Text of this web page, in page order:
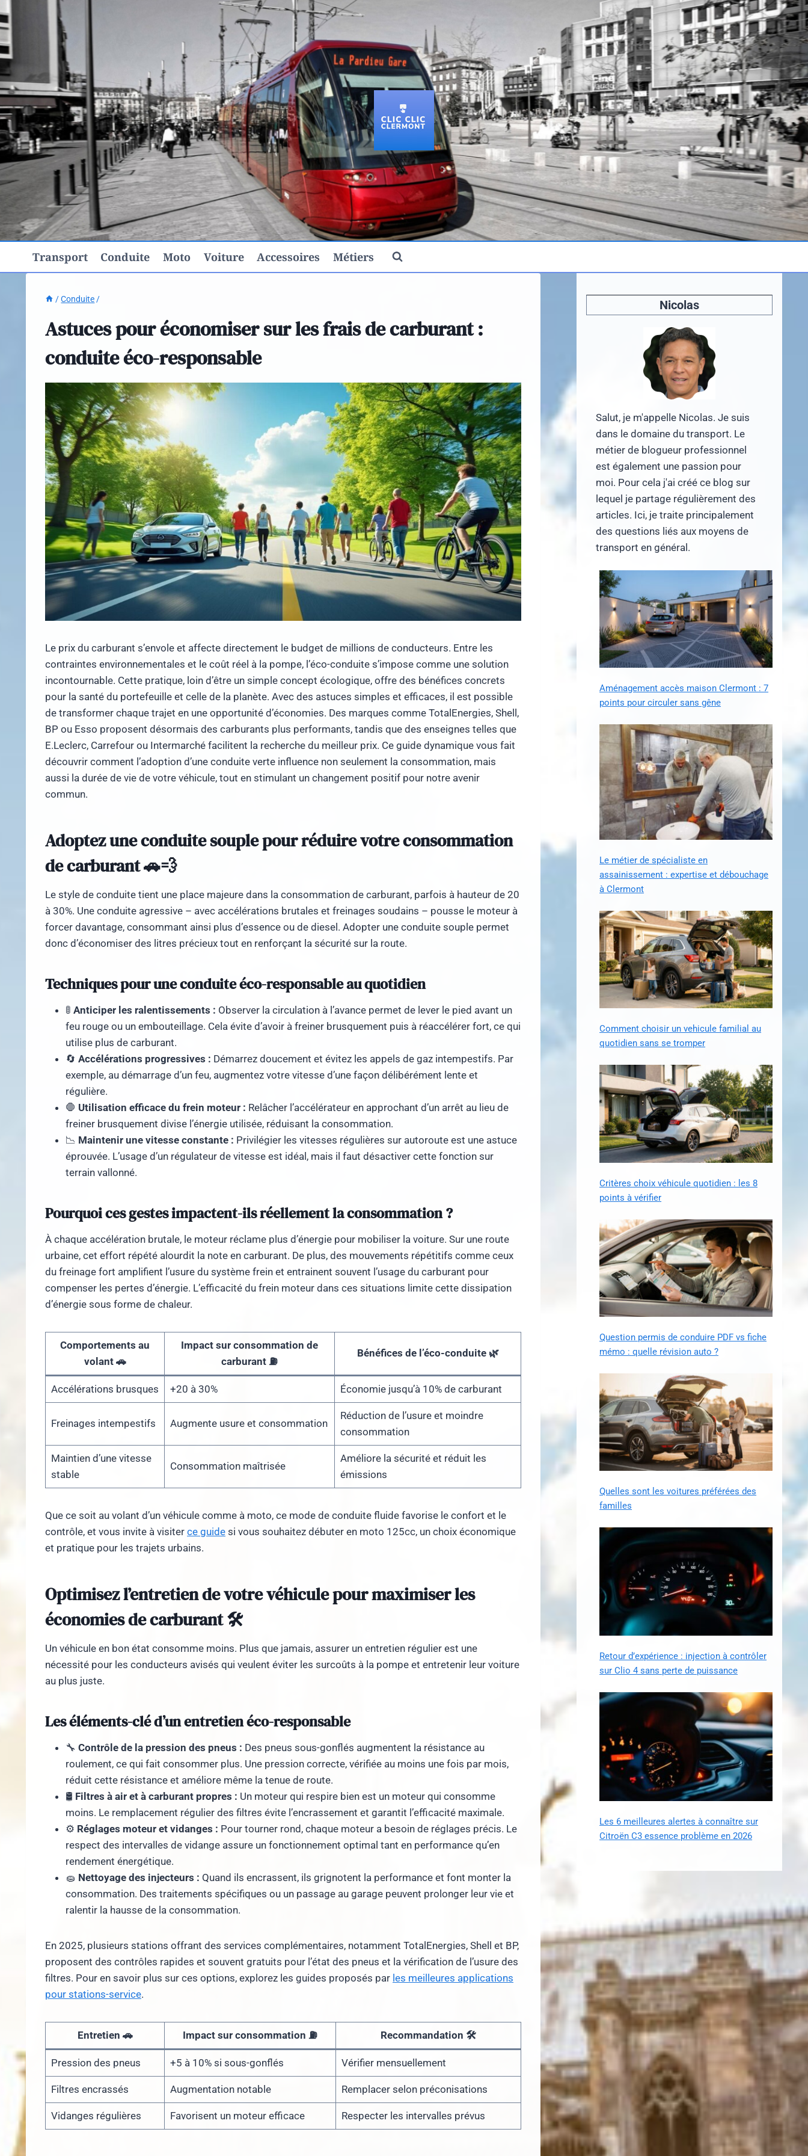
au
contenu
Transport Conduite Moto Voiture Accessoires Métiers
/ Conduite /
Astuces pour économiser sur les frais de carburant :
conduite éco-responsable
Le prix du carburant s’envole et affecte directement le budget de millions de conducteurs. Entre les
contraintes environnementales et le coût réel à la pompe, l’éco-conduite s’impose comme une solution
incontournable. Cette pratique, loin d’être un simple concept écologique, offre des bénéfices concrets
pour la santé du portefeuille et celle de la planète. Avec des astuces simples et efficaces, il est possible
de transformer chaque trajet en une opportunité d’économies. Des marques comme TotalEnergies, Shell,
BP ou Esso proposent désormais des carburants plus performants, tandis que des enseignes telles que
E.Leclerc, Carrefour ou Intermarché facilitent la recherche du meilleur prix. Ce guide dynamique vous fait
découvrir comment l’adoption d’une conduite verte influence non seulement la consommation, mais
aussi la durée de vie de votre véhicule, tout en stimulant un changement positif pour notre avenir
commun.
Adoptez une conduite souple pour réduire votre consommation
de carburant 🚗💨
Le style de conduite tient une place majeure dans la consommation de carburant, parfois à hauteur de 20
à 30%. Une conduite agressive – avec accélérations brutales et freinages soudains – pousse le moteur à
forcer davantage, consommant ainsi plus d’essence ou de diesel. Adopter une conduite souple permet
donc d’économiser des litres précieux tout en renforçant la sécurité sur la route.
Techniques pour une conduite éco-responsable au quotidien
🚦 Anticiper les ralentissements : Observer la circulation à l’avance permet de lever le pied avant un
feu rouge ou un embouteillage. Cela évite d’avoir à freiner brusquement puis à réaccélérer fort, ce qui
utilise plus de carburant.
🔄 Accélérations progressives : Démarrez doucement et évitez les appels de gaz intempestifs. Par
exemple, au démarrage d’un feu, augmentez votre vitesse d’une façon délibérément lente et
régulière.
🛑 Utilisation efficace du frein moteur : Relâcher l’accélérateur en approchant d’un arrêt au lieu de
freiner brusquement divise l’énergie utilisée, réduisant la consommation.
📉 Maintenir une vitesse constante : Privilégier les vitesses régulières sur autoroute est une astuce
éprouvée. L’usage d’un régulateur de vitesse est idéal, mais il faut désactiver cette fonction sur
terrain vallonné.
Pourquoi ces gestes impactent-ils réellement la consommation ?
À chaque accélération brutale, le moteur réclame plus d’énergie pour mobiliser la voiture. Sur une route
urbaine, cet effort répété alourdit la note en carburant. De plus, des mouvements répétitifs comme ceux
du freinage fort amplifient l’usure du système frein et entrainent souvent l’usage du carburant pour
compenser les pertes d’énergie. L’efficacité du frein moteur dans ces situations limite cette dissipation
d’énergie sous forme de chaleur.
Comportements au
volant 🚗
Impact sur consommation de
carburant ⛽
Bénéfices de l’éco-conduite 🌿
Accélérations brusques +20 à 30% Économie jusqu’à 10% de carburant
Freinages intempestifs Augmente usure et consommation
Réduction de l’usure et moindre
consommation
Maintien d’une vitesse
stable
Consommation maîtrisée
Améliore la sécurité et réduit les
émissions
Que ce soit au volant d’un véhicule comme à moto, ce mode de conduite fluide favorise le confort et le
contrôle, et vous invite à visiter ce guide si vous souhaitez débuter en moto 125cc, un choix économique
et pratique pour les trajets urbains.
Optimisez l’entretien de votre véhicule pour maximiser les
économies de carburant 🛠️
Un véhicule en bon état consomme moins. Plus que jamais, assurer un entretien régulier est une
nécessité pour les conducteurs avisés qui veulent éviter les surcoûts à la pompe et entretenir leur voiture
au plus juste.
Les éléments-clé d’un entretien éco-responsable
🔧 Contrôle de la pression des pneus : Des pneus sous-gonflés augmentent la résistance au
roulement, ce qui fait consommer plus. Une pression correcte, vérifiée au moins une fois par mois,
réduit cette résistance et améliore même la tenue de route.
🛢️ Filtres à air et à carburant propres : Un moteur qui respire bien est un moteur qui consomme
moins. Le remplacement régulier des filtres évite l’encrassement et garantit l’efficacité maximale.
⚙️ Réglages moteur et vidanges : Pour tourner rond, chaque moteur a besoin de réglages précis. Le
respect des intervalles de vidange assure un fonctionnement optimal tant en performance qu’en
rendement énergétique.
🧽 Nettoyage des injecteurs : Quand ils encrassent, ils grignotent la performance et font monter la
consommation. Des traitements spécifiques ou un passage au garage peuvent prolonger leur vie et
ralentir la hausse de la consommation.
En 2025, plusieurs stations offrant des services complémentaires, notamment TotalEnergies, Shell et BP,
proposent des contrôles rapides et souvent gratuits pour l’état des pneus et la vérification de l’usure des
filtres. Pour en savoir plus sur ces options, explorez les guides proposés par les meilleures applications
pour stations-service.
Entretien 🚗 Impact sur consommation ⛽ Recommandation 🛠️
Pression des pneus +5 à 10% si sous-gonflés Vérifier mensuellement
Filtres encrassés Augmentation notable Remplacer selon préconisations
Vidanges régulières Favorisent un moteur efficace Respecter les intervalles prévus
Nicolas
Salut, je m'appelle Nicolas. Je suis
dans le domaine du transport. Le
métier de blogueur professionnel
est également une passion pour
moi. Pour cela j'ai créé ce blog sur
lequel je partage régulièrement des
articles. Ici, je traite principalement
des questions liés aux moyens de
transport en général.
Aménagement accès maison Clermont : 7
points pour circuler sans gêne
Le métier de spécialiste en
assainissement : expertise et débouchage
à Clermont
Comment choisir un vehicule familial au
quotidien sans se tromper
Critères choix véhicule quotidien : les 8
points à vérifier
Question permis de conduire PDF vs fiche
mémo : quelle révision auto ?
Quelles sont les voitures préférées des
familles
Retour d’expérience : injection à contrôler
sur Clio 4 sans perte de puissance
Les 6 meilleures alertes à connaître sur
Citroën C3 essence problème en 2026